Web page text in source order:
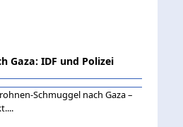
Gaza: IDF und Polizei
Schmuggel nach Gaza –